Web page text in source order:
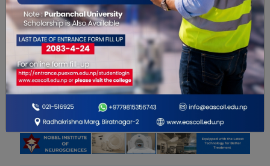
0 0 0 0 0
0